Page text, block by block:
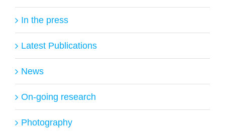
In the press
Latest Publications
News
On-going research
Photography